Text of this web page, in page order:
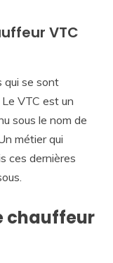
VTC
qui se sont
VTC est un
sous le nom de
métier qui
ces dernières
chauffeur